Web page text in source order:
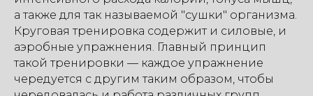
а также для так называемой "сушки" организма.
Круговая тренировка содержит и силовые, и
аэробные упражнения. Главный принцип
такой тренировки — каждое упражнение
чередуется с другим таким образом, чтобы